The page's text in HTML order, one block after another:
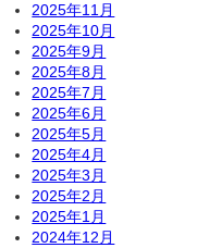
2025年11月
2025年10月
2025年9月
2025年8月
2025年7月
2025年6月
2025年5月
2025年4月
2025年3月
2025年2月
2025年1月
2024年12月